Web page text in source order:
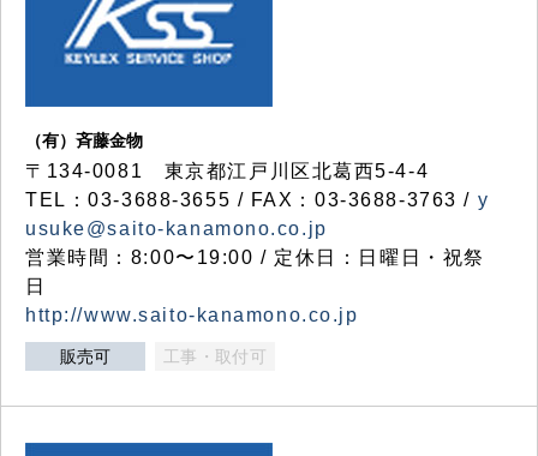
（有）斉藤金物
〒134-0081 東京都江戸川区北葛西5-4-4
TEL：03-3688-3655 / FAX：03-3688-3763 / y
usuke@saito-kanamono.co.jp
営業時間：8:00〜19:00 / 定休日：日曜日・祝祭
日
http://www.saito-kanamono.co.jp
販売可 工事・取付可